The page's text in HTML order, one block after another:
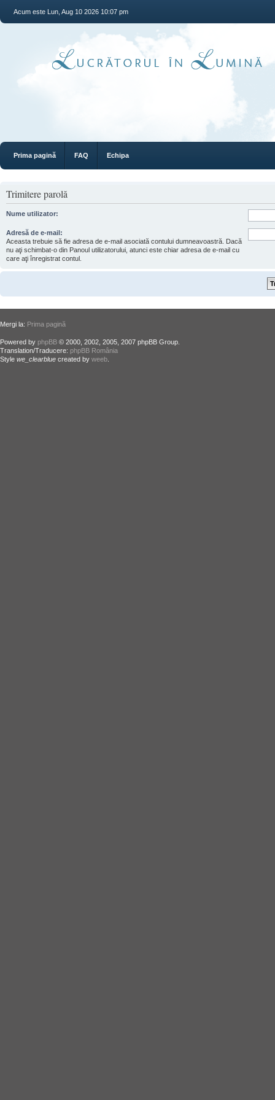
Acum este Lun, Aug 10 2026 10:07 pm
Prima pagină FAQ Echipa
Trimitere parolă
Nume utilizator:
Adresă de e-mail:
Aceasta trebuie să fie adresa de e-mail asociată contului dumneavoastră. Dacă
nu aţi schimbat-o din Panoul utilizatorului, atunci este chiar adresa de e-mail cu
care aţi înregistrat contul.
Mergi la: Prima pagină
Powered by phpBB © 2000, 2002, 2005, 2007 phpBB Group.
Translation/Traducere: phpBB România
Style we_clearblue created by weeb